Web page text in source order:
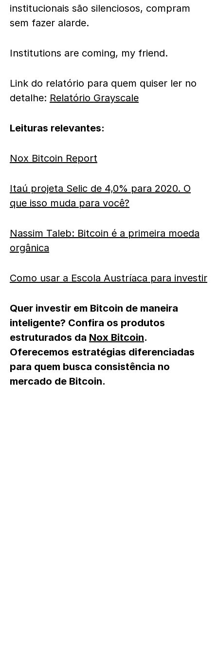
institucionais são silenciosos, compram
sem fazer alarde.
Institutions are coming, my friend.
Link do relatório para quem quiser ler no
detalhe: Relatório Grayscale
Leituras relevantes:
Nox Bitcoin Report
Itaú projeta Selic de 4,0% para 2020. O
que isso muda para você?
Nassim Taleb: Bitcoin é a primeira moeda
orgânica
Como usar a Escola Austríaca para investir
Quer investir em Bitcoin de maneira
inteligente? Confira os produtos
estruturados da Nox Bitcoin.
Oferecemos estratégias diferenciadas
para quem busca consistência no
mercado de Bitcoin.